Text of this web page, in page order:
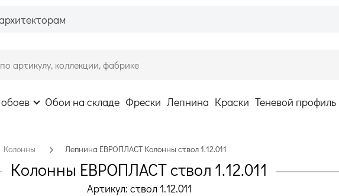
Обои на складе Фрески Лепнина Краски Теневой профиль
Колонны Лепнина ЕВРОПЛАСТ Колонны ствол 1.12.011
Колонны ЕВРОПЛАСТ ствол 1.12.011
Артикул: ствол 1.12.011